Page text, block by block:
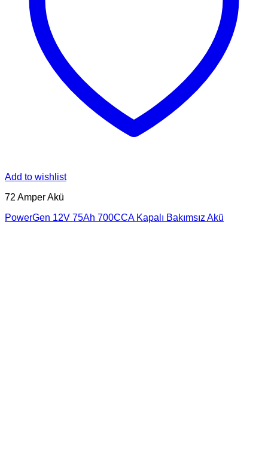
Add to wishlist
72 Amper Akü
PowerGen 12V 75Ah 700CCA Kapalı Bakımsız Akü